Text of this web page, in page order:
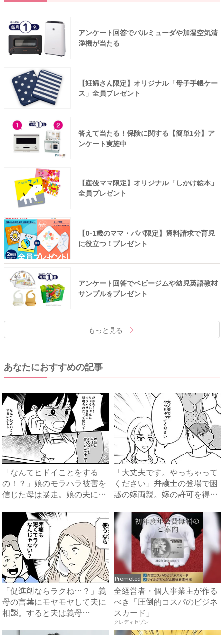
アンケート回答でバルミューダや加湿空気清
浄機が当たる
【妊婦さん限定】オリジナル「母子手帳ケー
ス」全員プレゼント
答えて当たる！保険に関する【簡単1分】ア
ンケート実施中
【産後ママ限定】オリジナル「しかけ絵本」
全員プレゼント
【0-1歳のママ・パパ限定】資料請求で育児
に役立つ！プレゼント
アンケート回答でベビージムや幼児英語教材
サンプルをプレゼント
もっと見る
あなたにおすすめの記事
「なんてヒドイことをする
の！？」娘のモラハラ被害を
信じた母は暴走。娘の夫に電
「大丈夫です。やっちゃって
ください」弁護士の登場で困
惑の嫁両親。嫁の許可を得た
「促進剤ならラクね…？」義
母の言葉にモヤモヤして夫に
相談。すると夫は義母
Promoted
全経営者・個人事業主が作る
べき「圧倒的コスパのビジネ
スカード」
クレディセゾン